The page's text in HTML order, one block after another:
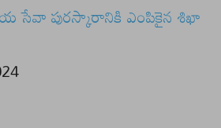
సేవా పురస్కారానికి ఎంపికైన శిఖా